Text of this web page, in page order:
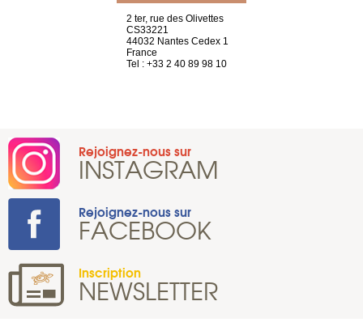
2 ter, rue des Olivettes
CS33221
44032 Nantes Cedex 1
France
Tel : +33 2 40 89 98 10
Rejoignez-nous sur
INSTAGRAM
Rejoignez-nous sur
FACEBOOK
Inscription
NEWSLETTER